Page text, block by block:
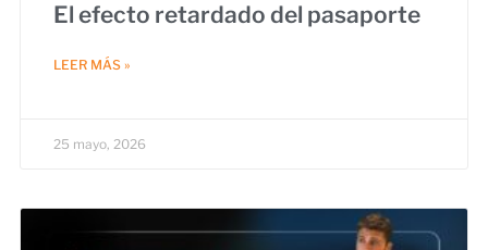
El efecto retardado del pasaporte
LEER MÁS »
25 mayo, 2026